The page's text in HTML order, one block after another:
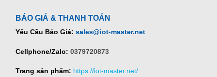
BÁO GIÁ & THANH TOÁN
Yêu Cầu Báo Giá: sales@iot-master.net
Cellphone/Zalo: 0379720873
Trang sản phẩm: https://iot-master.net/